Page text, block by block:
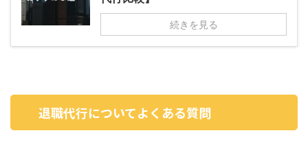
続きを見る
退職代行についてよくある質問